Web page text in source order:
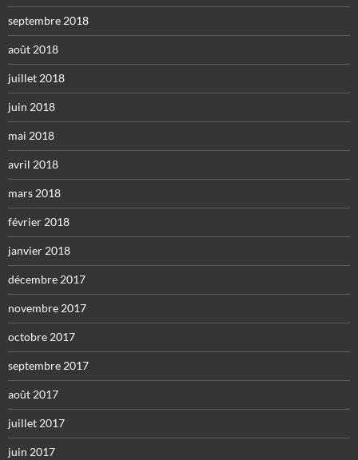
septembre 2018
août 2018
juillet 2018
juin 2018
mai 2018
avril 2018
mars 2018
février 2018
janvier 2018
décembre 2017
novembre 2017
octobre 2017
septembre 2017
août 2017
juillet 2017
juin 2017